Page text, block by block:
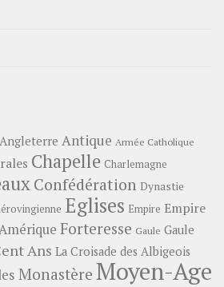
Angleterre Antique Armée Catholique
Chapelle Charlemagne
Confédération Dynastie
Eglises Empire Empire
Forteresse Gaule Gaule
Ans La Croisade des Albigeois
Monastère Moyen-Age